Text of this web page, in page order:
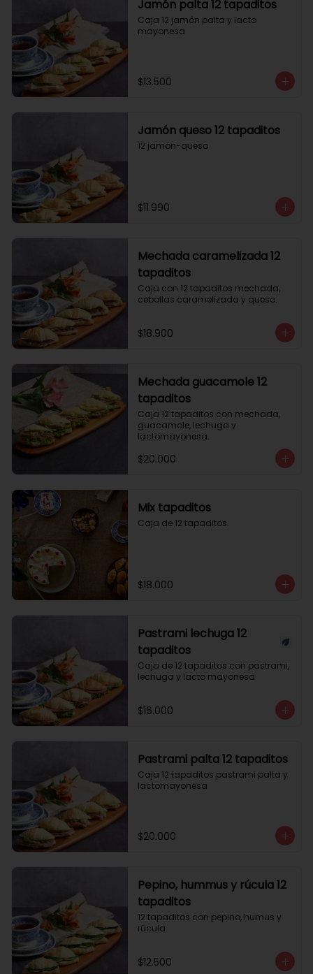
Jamón palta 12 tapaditos
Caja 12 jamón palta y lacto
mayonesa
$13.500
Jamón queso 12 tapaditos
12 jamón-queso
$11.990
Mechada caramelizada 12
tapaditos
Caja con 12 tapaditos mechada,
cebollas caramelizada y queso.
$18.900
Mechada guacamole 12
tapaditos
Caja 12 tapaditos con mechada,
guacamole, lechuga y
lactomayonesa.
$20.000
Mix tapaditos
Caja de 12 tapaditos.
$18.000
Pastrami lechuga 12
tapaditos
Caja de 12 tapaditos con pastrami,
lechuga y lacto mayonesa
$16.000
Pastrami palta 12 tapaditos
Caja 12 tapaditos pastrami palta y
lactomayonesa
$20.000
Pepino, hummus y rúcula 12
tapaditos
12 tapaditos con pepino, humus y
rúcula.
$12.500